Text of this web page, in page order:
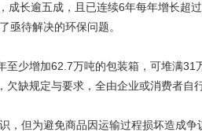
长逾五成，且已连续6年每年增长超
亟待解决的环保问题。
少增加62.7万吨的包装箱，可堆满31
缺规定与要求，全由企业或消费者自行
但为避免商品因运输过程损坏造成争